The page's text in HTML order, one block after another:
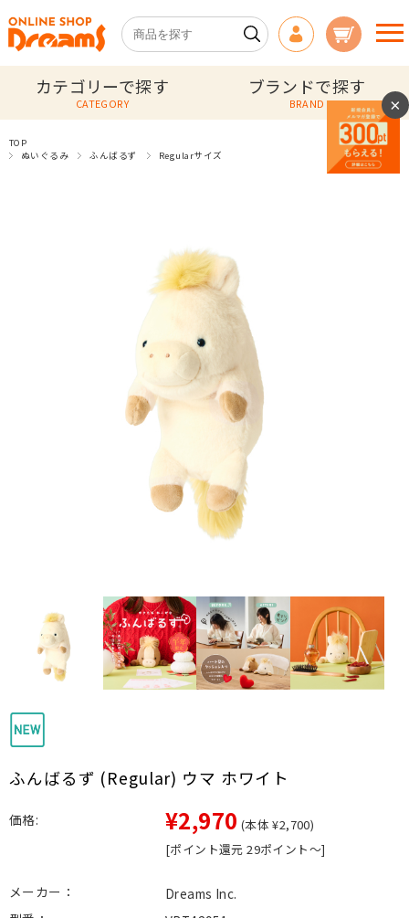
カテゴリーで探す
CATEGORY
ブランドで探す
BRAND
TOP
ぬいぐるみ
ふんばるず Regularサイズ
ふんばるず (Regular) ウマ ホワイト
価格: ¥2,970 (本体 ¥2,700)
[ポイント還元 29ポイント～]
メーカー：
Dreams Inc.
×